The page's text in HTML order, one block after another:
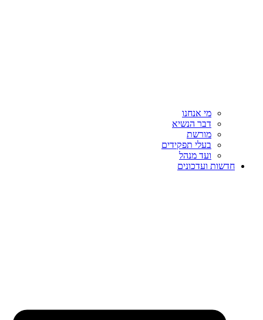
מי אנחנו
דבר הנשיא
מורשת
בעלי תפקידים
ועד מנהל
חדשות ועדכונים